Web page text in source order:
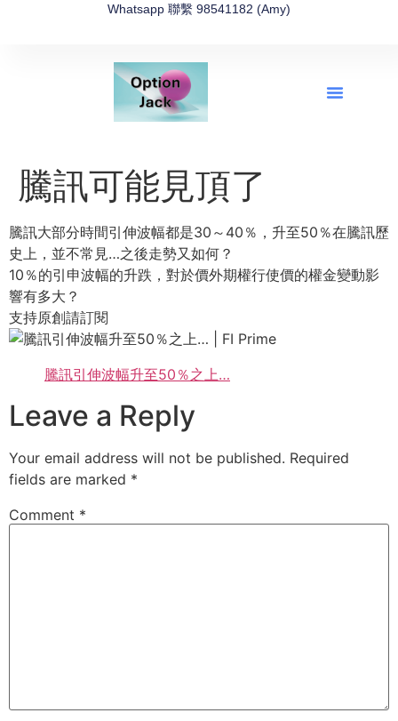
Whatsapp 聯繫 98541182 (Amy)
騰訊可能見頂了
騰訊大部分時間引伸波幅都是30～40％，升至50％在騰訊歷
史上，並不常見…之後走勢又如何？
10％的引申波幅的升跌，對於價外期權行使價的權金變動影
響有多大？
支持原創請訂閱
騰訊引伸波幅升至50％之上…
Leave a Reply
Your email address will not be published. Required
fields are marked *
Comment *